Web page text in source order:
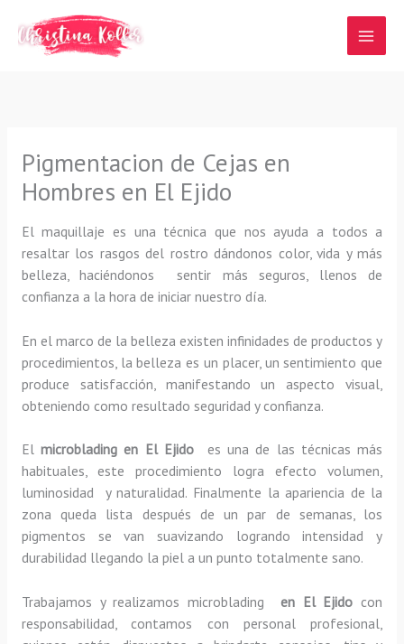
contenido
Pigmentacion de Cejas en
Hombres en El Ejido
El maquillaje es una técnica que nos ayuda a todos a
resaltar los rasgos del rostro dándonos color, vida y más
belleza, haciéndonos sentir más seguros, llenos de
confianza a la hora de iniciar nuestro día.
En el marco de la belleza existen infinidades de productos y
procedimientos, la belleza es un placer, un sentimiento que
produce satisfacción, manifestando un aspecto visual,
obteniendo como resultado seguridad y confianza.
Elmicroblading en El Ejido es una de las técnicas más
habituales, este procedimiento logra efecto volumen,
luminosidad y naturalidad. Finalmente la apariencia de la
zona queda lista después de un par de semanas, los
pigmentos se van suavizando logrando intensidad y
durabilidad llegando la piel a un punto totalmente sano.
Trabajamos y realizamos microblading en El Ejido con
responsabilidad, contamos con personal profesional,